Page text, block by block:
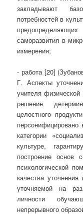
закладывают
потребностей в
саморазвития в
измерения;
- работа [20]
Г. Аспекты
учителя
решение
целостного
категории
культуре,
построение основ
психологической
качества
уточняемой на
личности
непрерывного